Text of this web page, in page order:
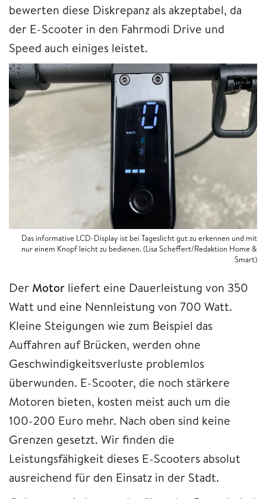
bewerten diese Diskrepanz als akzeptabel, da
der E-Scooter in den Fahrmodi Drive und
Speed auch einiges leistet.
Das informative LCD-Display ist bei Tageslicht gut zu erkennen und mit
nur einem Knopf leicht zu bedienen. (Lisa Scheffert/Redaktion Home &
Smart)
Der Motor liefert eine Dauerleistung von 350
Watt und eine Nennleistung von 700 Watt.
Kleine Steigungen wie zum Beispiel das
Auffahren auf Brücken, werden ohne
Geschwindigkeitsverluste problemlos
überwunden. E-Scooter, die noch stärkere
Motoren bieten, kosten meist auch um die
100-200 Euro mehr. Nach oben sind keine
Grenzen gesetzt. Wir finden die
Leistungsfähigkeit dieses E-Scooters absolut
ausreichend für den Einsatz in der Stadt.